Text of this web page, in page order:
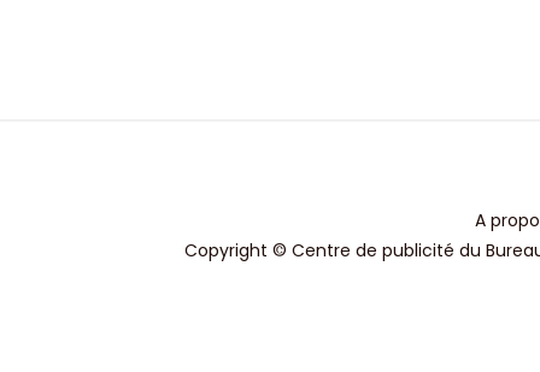
A
Copyright © Centre de publicité du